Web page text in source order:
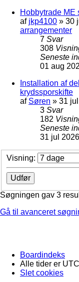
Hobbytrade ME
af jkp4100 » 30
arrangementer
7 Svar
308
Seneste
01 aug
Installation af
krydssporskifte
af Søren » 31
3 Svar
182
Seneste
31 jul
Visning:
Søgningen gav 3
Gå til avanceret
Boardindeks
Alle tider er
Slet cookies